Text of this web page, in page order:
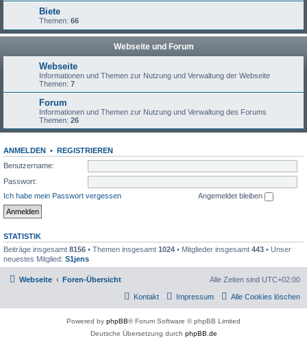
Biete
Themen: 66
Webseite und Forum
Webseite
Informationen und Themen zur Nutzung und Verwaltung der Webseite
Themen: 7
Forum
Informationen und Themen zur Nutzung und Verwaltung des Forums
Themen: 26
ANMELDEN • REGISTRIEREN
Benutzername:
Passwort:
Ich habe mein Passwort vergessen
Angemeldet bleiben
STATISTIK
Beiträge insgesamt 8156 • Themen insgesamt 1024 • Mitglieder insgesamt 443 • Unser
neuestes Mitglied: S1jens
Webseite Foren-Übersicht Alle Zeiten sind UTC+02:00
Alle Cookies löschen
Impressum
Kontakt
Powered by phpBB® Forum Software © phpBB Limited
Deutsche Übersetzung durch phpBB.de